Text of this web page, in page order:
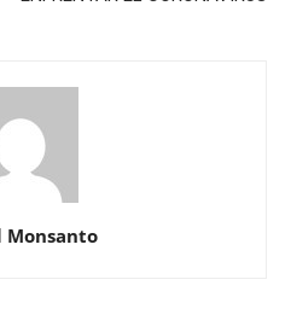
Monsanto